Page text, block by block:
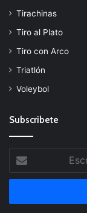
Tirachinas
Tiro al Plato
Tiro con Arco
Triatlón
Voleybol
Subscribete
tu
correo